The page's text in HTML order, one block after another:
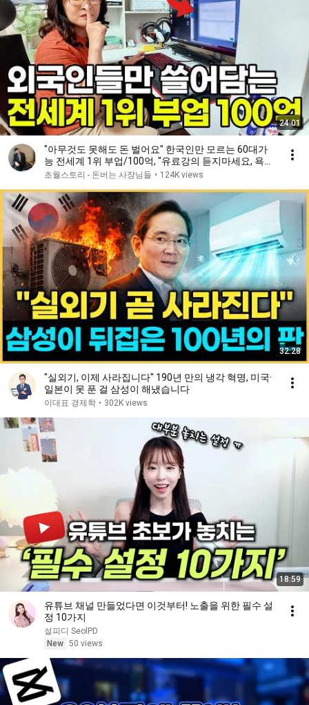
24:01
"아무것도 못해도 돈 벌어요" 한국인만 모르는 60대가
능 전세계 1위 부업/100억, "유료강의 듣지마세요, 욕먹
을각오하고 전부 공개할테니" (수익인증)
초월스토리 - 돈버는 사장님들 • 124K views
32:28
"실외기, 이제 사라집니다" 190년 만의 냉각 혁명, 미국·
일본이 못 푼 걸 삼성이 해냈습니다
이대표 경제학 • 302K views
18:59
유튜브 채널 만들었다면 이것부터! 노출을 위한 필수 설
정 10가지
설피디 SeolPD
New 50 views